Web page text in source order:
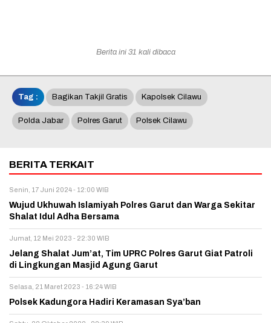
Berita ini 31 kali dibaca
Tag : Bagikan Takjil Gratis Kapolsek Cilawu
Polda Jabar Polres Garut Polsek Cilawu
BERITA TERKAIT
Senin, 17 Juni 2024 - 12:00 WIB
Wujud Ukhuwah Islamiyah Polres Garut dan Warga Sekitar
Shalat Idul Adha Bersama
Jumat, 12 Mei 2023 - 22:30 WIB
Jelang Shalat Jum’at, Tim UPRC Polres Garut Giat Patroli
di Lingkungan Masjid Agung Garut
Selasa, 21 Maret 2023 - 16:24 WIB
Polsek Kadungora Hadiri Keramasan Sya’ban